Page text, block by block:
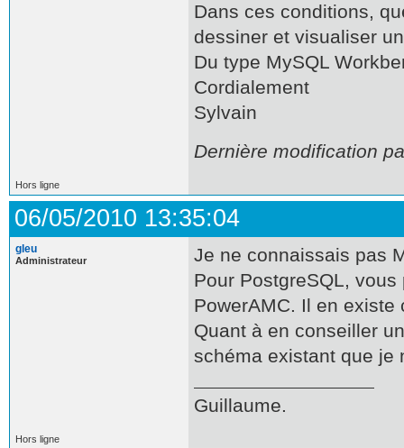
Dans ces conditions,
dessiner et visualiser
Du type MySQL
Cordialement
Sylvain
Dernière modification
Hors ligne
06/05/2010 13:35:04
gleu
Administrateur
Je ne connaissais pas
Pour PostgreSQL,
PowerAMC. Il en
Quant à en conseiller
schéma existant que je
Guillaume.
Hors ligne